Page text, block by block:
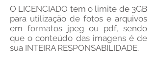
O LICENCIADO tem o limite de 3GB
para utilização de fotos e arquivos
em formatos jpeg ou pdf, sendo
que o conteúdo das imagens é de
sua INTEIRA RESPONSABILIDADE.